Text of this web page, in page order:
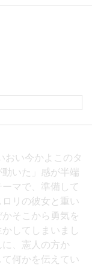
おい今かよこのタ
いた」感が半端
マで、準備して
リの彼女と重い
そこから勇気を
してしまいまし
、憲人の方か
何かを伝えてい